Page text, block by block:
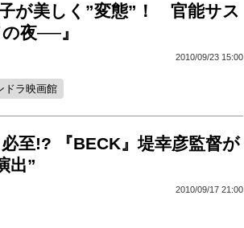
が美しく”変態”！ 官能サス
夜──』
2010/09/23 15:00
ドラ映画館
至!? 『BECK』堤幸彦監督が
出”
2010/09/17 21:00